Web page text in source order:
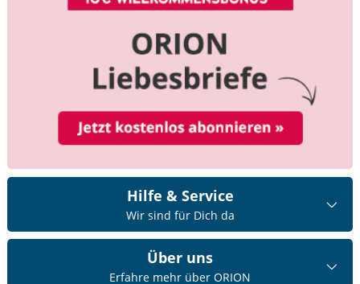
Hilfe & Service
Wir sind für Dich da
Über uns
Erfahre mehr über ORION